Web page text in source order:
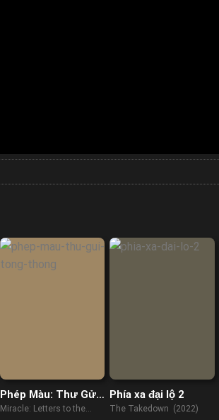
Phép Màu: Thư Gửi
Tổng Thống
Miracle: Letters to the
Phía xa đại lộ 2
The Takedown (2022)